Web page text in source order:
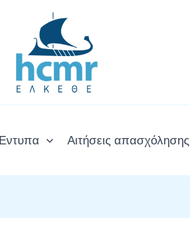
Αιτήσεις απασχόλησης